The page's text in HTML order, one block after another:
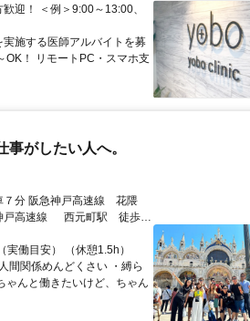
迎！ ＜例＞9:00～13:00、
施する医師アルバイトを募
！ リモートPC・スマホ支
がしたい人へ。
働目安） （休憩1.5h）
間関係めんどくさい ・縛ら
ゃんと働きたいけど、ちゃん